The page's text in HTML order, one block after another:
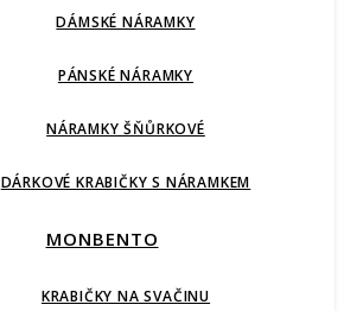
DÁMSKÉ NÁRAMKY
PÁNSKÉ NÁRAMKY
NÁRAMKY ŠŇŮRKOVÉ
DÁRKOVÉ KRABIČKY S NÁRAMKEM
MONBENTO
KRABIČKY NA SVAČINU